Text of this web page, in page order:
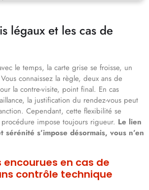
légaux et les cas de
le temps, la carte grise se froisse, un
connaissez la règle, deux ans de
la contre-visite, point final. En cas
la justification du rendez-vous peut
Cependant, cette flexibilité se
impose toujours rigueur. Le lien
s’impose désormais, vous n’en
encourues en cas de
contrôle technique